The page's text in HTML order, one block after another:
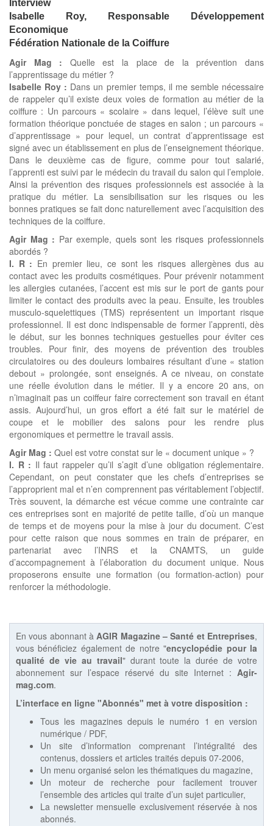
Interview
Isabelle Roy, Responsable Développement
Economique
Fédération Nationale de la Coiffure
Agir Mag : Quelle est la place de la prévention dans
l’apprentissage du métier ?
Isabelle Roy : Dans un premier temps, il me semble nécessaire
de rappeler qu’il existe deux voies de formation au métier de la
coiffure : Un parcours « scolaire » dans lequel, l’élève suit une
formation théorique ponctuée de stages en salon ; un parcours «
d’apprentissage » pour lequel, un contrat d’apprentissage est
signé avec un établissement en plus de l’enseignement théorique.
Dans le deuxième cas de figure, comme pour tout salarié,
l’apprenti est suivi par le médecin du travail du salon qui l’emploie.
Ainsi la prévention des risques professionnels est associée à la
pratique du métier. La sensibilisation sur les risques ou les
bonnes pratiques se fait donc naturellement avec l’acquisition des
techniques de la coiffure.
Agir Mag : Par exemple, quels sont les risques professionnels
abordés ?
I. R : En premier lieu, ce sont les risques allergènes dus au
contact avec les produits cosmétiques. Pour prévenir notamment
les allergies cutanées, l’accent est mis sur le port de gants pour
limiter le contact des produits avec la peau. Ensuite, les troubles
musculo-squelettiques (TMS) représentent un important risque
professionnel. Il est donc indispensable de former l’apprenti, dès
le début, sur les bonnes techniques gestuelles pour éviter ces
troubles. Pour finir, des moyens de prévention des troubles
circulatoires ou des douleurs lombaires résultant d’une « station
debout » prolongée, sont enseignés. A ce niveau, on constate
une réelle évolution dans le métier. Il y a encore 20 ans, on
n’imaginait pas un coiffeur faire correctement son travail en étant
assis. Aujourd’hui, un gros effort a été fait sur le matériel de
coupe et le mobilier des salons pour les rendre plus
ergonomiques et permettre le travail assis.
Agir Mag : Quel est votre constat sur le « document unique » ?
I. R : Il faut rappeler qu’il s’agit d’une obligation réglementaire.
Cependant, on peut constater que les chefs d’entreprises se
l’approprient mal et n’en comprennent pas véritablement l’objectif.
Très souvent, la démarche est vécue comme une contrainte car
ces entreprises sont en majorité de petite taille, d’où un manque
de temps et de moyens pour la mise à jour du document. C’est
pour cette raison que nous sommes en train de préparer, en
partenariat avec l’INRS et la CNAMTS, un guide
d’accompagnement à l’élaboration du document unique. Nous
proposerons ensuite une formation (ou formation-action) pour
renforcer la méthodologie.
En vous abonnant àAGIR Magazine – Santé et Entreprises,
vous bénéficiez également de notre "encyclopédie pour la
qualité de vie au travail" durant toute la durée de votre
abonnement sur l’espace réservé du site Internet : Agir-
mag.com.
L’interface en ligne "Abonnés" met à votre disposition :
Tous les magazines depuis le numéro 1 en version
numérique / PDF,
Un site d’information comprenant l’intégralité des
contenus, dossiers et articles traités depuis 07-2006,
Un menu organisé selon les thématiques du magazine,
Un moteur de recherche pour facilement trouver
l’ensemble des articles qui traite d’un sujet particulier,
La newsletter mensuelle exclusivement réservée à nos
abonnés.